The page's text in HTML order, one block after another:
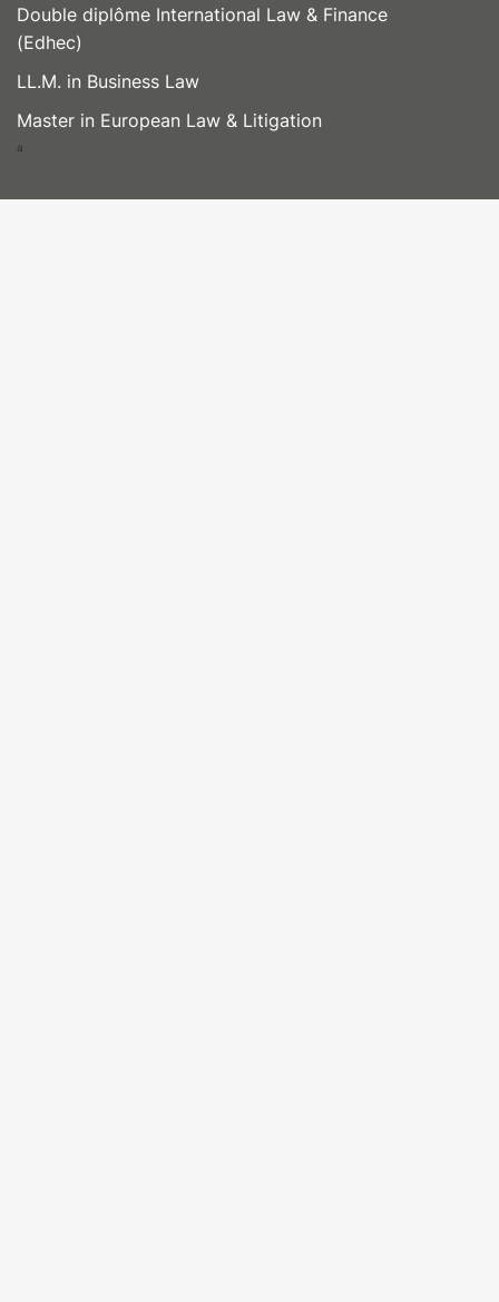
Double diplôme International Law & Finance
(Edhec)
LL.M. in Business Law
Master in European Law & Litigation
a